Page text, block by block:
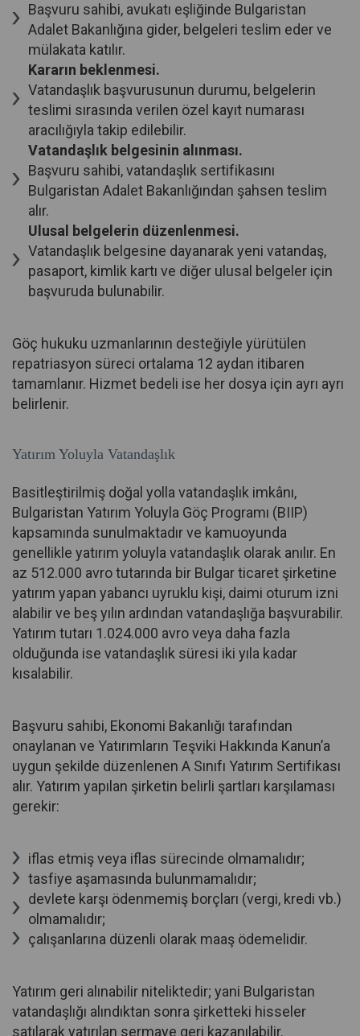
Başvuru sahibi, avukatı eşliğinde Bulgaristan
Adalet Bakanlığına gider, belgeleri teslim eder ve
mülakata katılır.
Kararın beklenmesi.
Vatandaşlık başvurusunun durumu, belgelerin
teslimi sırasında verilen özel kayıt numarası
aracılığıyla takip edilebilir.
Vatandaşlık belgesinin alınması.
Başvuru sahibi, vatandaşlık sertifikasını
Bulgaristan Adalet Bakanlığından şahsen teslim
alır.
Ulusal belgelerin düzenlenmesi.
Vatandaşlık belgesine dayanarak yeni vatandaş,
pasaport, kimlik kartı ve diğer ulusal belgeler için
başvuruda bulunabilir.
Göç hukuku uzmanlarının desteğiyle yürütülen
repatriasyon süreci ortalama 12 aydan itibaren
tamamlanır. Hizmet bedeli ise her dosya için ayrı ayrı
belirlenir.
Yatırım Yoluyla Vatandaşlık
Basitleştirilmiş doğal yolla vatandaşlık imkânı,
Bulgaristan Yatırım Yoluyla Göç Programı (BIIP)
kapsamında sunulmaktadır ve kamuoyunda
genellikle yatırım yoluyla vatandaşlık olarak anılır. En
az 512.000 avro tutarında bir Bulgar ticaret şirketine
yatırım yapan yabancı uyruklu kişi, daimi oturum izni
alabilir ve beş yılın ardından vatandaşlığa başvurabilir.
Yatırım tutarı 1.024.000 avro veya daha fazla
olduğunda ise vatandaşlık süresi iki yıla kadar
kısalabilir.
Başvuru sahibi, Ekonomi Bakanlığı tarafından
onaylanan ve Yatırımların Teşviki Hakkında Kanun’a
uygun şekilde düzenlenen A Sınıfı Yatırım Sertifikası
alır. Yatırım yapılan şirketin belirli şartları karşılaması
gerekir:
iflas etmiş veya iflas sürecinde olmamalıdır;
tasfiye aşamasında bulunmamalıdır;
devlete karşı ödenmemiş borçları (vergi, kredi vb.)
olmamalıdır;
çalışanlarına düzenli olarak maaş ödemelidir.
Yatırım geri alınabilir niteliktedir; yani Bulgaristan
vatandaşlığı alındıktan sonra şirketteki hisseler
satılarak yatırılan sermaye geri kazanılabilir.